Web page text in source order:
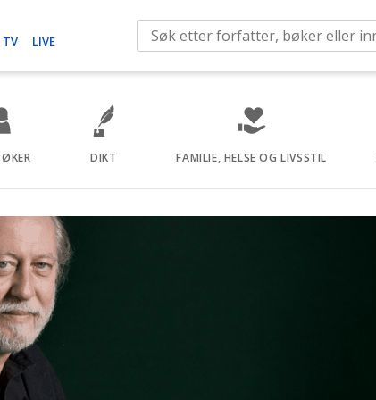
TV LIVE
e
DIKT FAMILIE, HELSE OG LIVSSTIL